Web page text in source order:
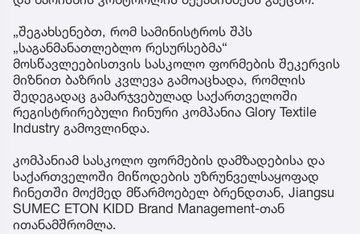
„შეგახსენებთ, რომ სამინისტროს შპს
„საგანმანათლებლო რესურსებმა“
მოსწავლეებისთვის სასკოლო ფორმების შეკერვის
მიზნით ბაზრის კვლევა გამოაცხადა, რომლის
შედეგადაც გამარჯვებულად საქართველოში
რეგისტრირებული ჩინური კომპანია Glory Textile
Industry გამოვლინდა.
კომპანიამ სასკოლო ფორმების დამზადებისა და
საქართველოში მიწოდების უზრუნველსაყოფად
ჩინეთში მოქმედ მწარმოებელ ბრენდთან, Jiangsu
SUMEC ETON KIDD Brand Management-თან
ითანამშრომლა.